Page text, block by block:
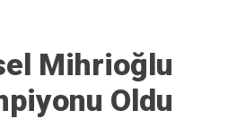
Mihrioğlu
Oldu